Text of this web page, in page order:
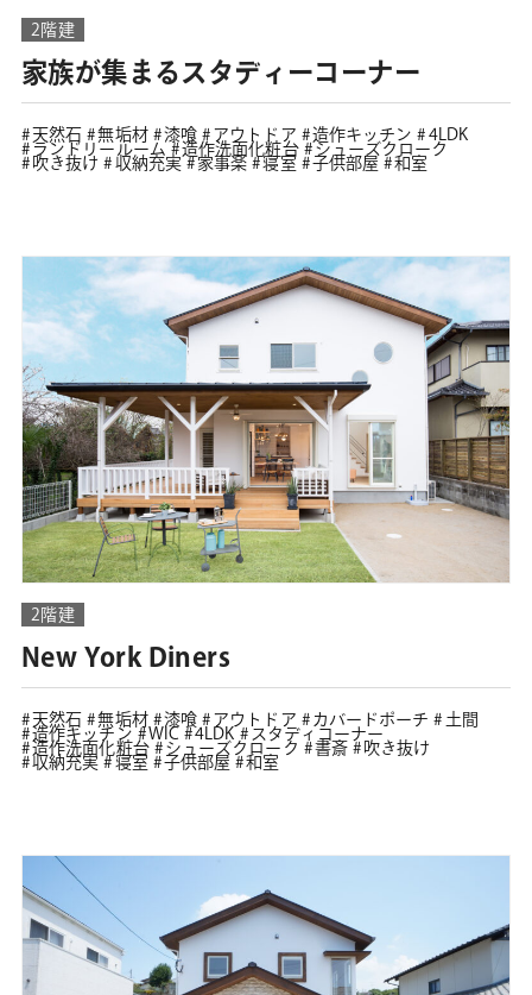
2階建
家族が集まるスタディーコーナー
天然石 無垢材 漆喰 アウトドア 造作キッチン
4LDK
ランドリールーム
造作洗面化粧台
シューズクローク
吹き抜け
収納充実 家事楽 寝室 子供部屋 和室
2階建
New York Diners
天然石 無垢材 漆喰 アウトドア カバードポーチ
土間
造作キッチン
WIC 4LDK
スタディコーナー
造作洗面化粧台
シューズクローク 書斎
吹き抜け
収納充実
寝室 子供部屋 和室